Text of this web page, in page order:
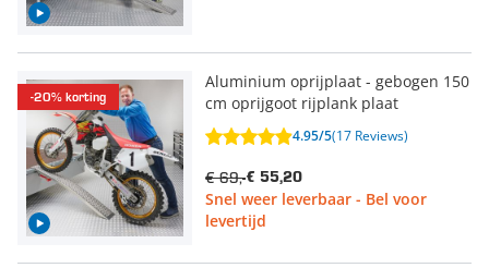
-20% korting
Aluminium oprijplaat - gebogen 150
cm oprijgoot rijplank plaat
4.95/5(17 Reviews)
€ 55,20
€ 69,-
Snel weer leverbaar - Bel voor
levertijd